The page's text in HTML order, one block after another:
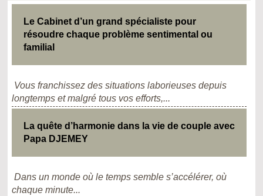
Le Cabinet d’un grand spécialiste pour
résoudre chaque problème sentimental ou
familial
Vous franchissez des situations laborieuses depuis
longtemps et malgré tous vos efforts,...
La quête d’harmonie dans la vie de couple avec
Papa DJEMEY
Dans un monde où le temps semble s’accélérer, où
chaque minute...